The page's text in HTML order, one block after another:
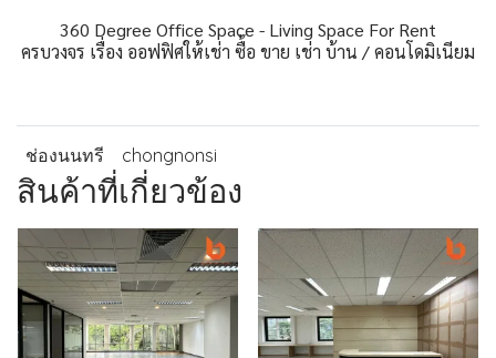
360 Degree Office Space - Living Space For Rent
ครบวงจร เรื่อง ออฟฟิศให้เช่า ซื้อ ขาย เช่า บ้าน / คอนโดมิเนียม
ช่องนนทรี chongnonsi
สินค้าที่เกี่ยวข้อง